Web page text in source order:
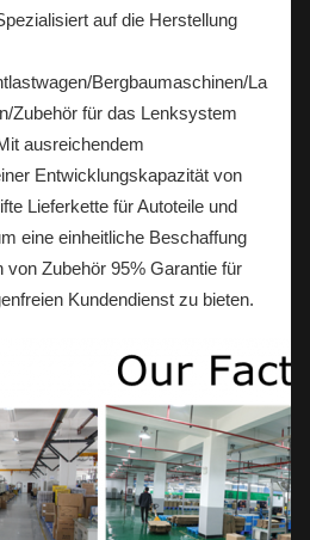
auf die Herstellung
Bergbaumaschinen/La
Zubehör für das Lenksystem
ausreichendem
Entwicklungskapazität von
Lieferkette für Autoteile und
eine einheitliche Beschaffung
von Zubehör 95% Garantie für
Kundendienst zu bieten.